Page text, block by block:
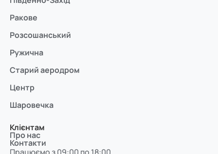
Ракове
Розсошанський
Ружична
Старий аеродром
Центр
Шаровечка
Клієнтам
Про нас
Контакти